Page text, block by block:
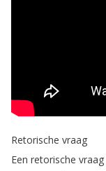
Retorische vraag
Een retorische vraag